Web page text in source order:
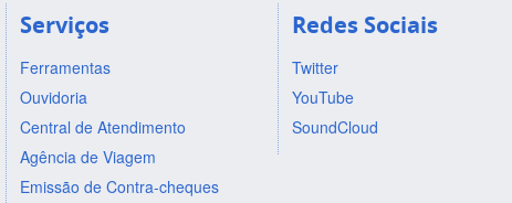
Serviços
Ferramentas
Ouvidoria
Central de Atendimento
Agência de Viagem
Emissão de Contra-cheques
Redes Sociais
Twitter
YouTube
SoundCloud